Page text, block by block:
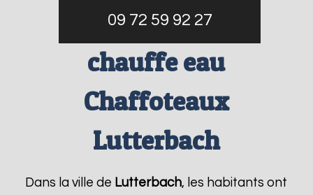
09 72 59 92 27
chauffe eau
Chaffoteaux
Lutterbach
Dans la ville de Lutterbach, les habitants ont